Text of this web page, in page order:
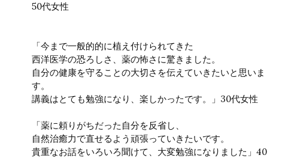
50代女性
「今まで一般的的に植え付けられてきた
西洋医学の恐ろしさ、薬の怖さに驚きました。
自分の健康を守ることの大切さを伝えていきたいと思いま
す。
講義はとても勉強になり、楽しかったです。」30代女性
「薬に頼りがちだった自分を反省し、
自然治癒力で直せるよう頑張っていきたいです。
貴重なお話をいろいろ聞けて、大変勉強になりました」40